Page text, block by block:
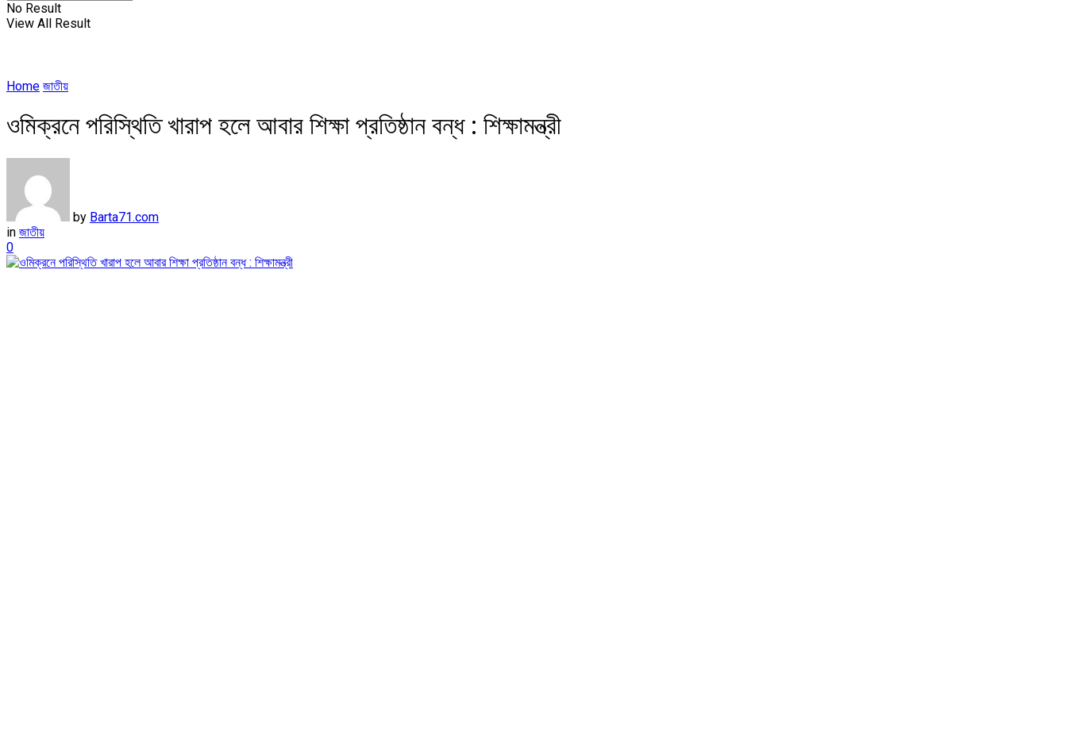
No Result
View All Result
Home জাতীয়
ওমিক্রনে পরিস্থিতি খারাপ হলে আবার শিক্ষা প্রতিষ্ঠান বন্ধ : শিক্ষামন্ত্রী
by Barta71.com
in জাতীয়
0